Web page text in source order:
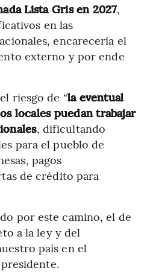
Lista Gris en 2027,
en las
encarecería el
externo y por ende
riesgo de “la eventual
locales puedan trabajar
, dificultando
para el pueblo de
pagos
de crédito para
por este camino, el de
a la ley y del
país en el